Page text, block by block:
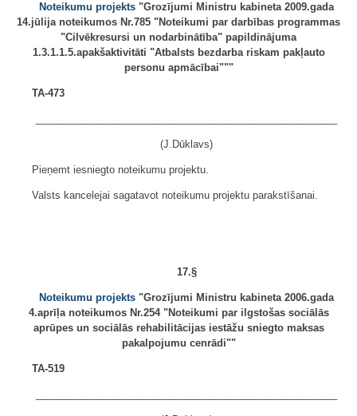
Noteikumu projekts "Grozījumi Ministru kabineta 2009.gada
14.jūlija noteikumos Nr.785 "Noteikumi par darbības programmas
"Cilvēkresursi un nodarbinātība" papildinājuma
1.3.1.1.5.apakšaktivitāti "Atbalsts bezdarba riskam pakļauto
personu apmācībai"""
TA-473
(J.Dūklavs)
Pieņemt iesniegto noteikumu projektu.
Valsts kancelejai sagatavot noteikumu projektu parakstīšanai.
17.§
Noteikumu projekts "Grozījumi Ministru kabineta 2006.gada
4.aprīļa noteikumos Nr.254 "Noteikumi par ilgstošas sociālās
aprūpes un sociālās rehabilitācijas iestāžu sniegto maksas
pakalpojumu cenrādi""
TA-519